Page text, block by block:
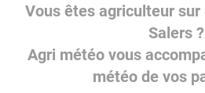
Vous êtes agriculteur
Salers ?
Agri météo vous
météo de vos